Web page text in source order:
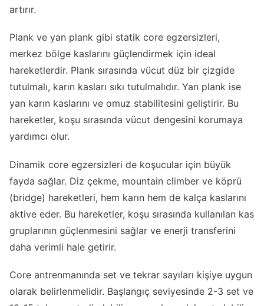
artırır.
Plank ve yan plank gibi statik core egzersizleri,
merkez bölge kaslarını güçlendirmek için ideal
hareketlerdir. Plank sırasında vücut düz bir çizgide
tutulmalı, karın kasları sıkı tutulmalıdır. Yan plank ise
yan karın kaslarını ve omuz stabilitesini geliştirir. Bu
hareketler, koşu sırasında vücut dengesini korumaya
yardımcı olur.
Dinamik core egzersizleri de koşucular için büyük
fayda sağlar. Diz çekme, mountain climber ve köprü
(bridge) hareketleri, hem karın hem de kalça kaslarını
aktive eder. Bu hareketler, koşu sırasında kullanılan kas
gruplarının güçlenmesini sağlar ve enerji transferini
daha verimli hale getirir.
Core antrenmanında set ve tekrar sayıları kişiye uygun
olarak belirlenmelidir. Başlangıç seviyesinde 2-3 set ve